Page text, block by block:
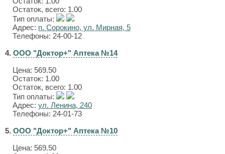
Остаток, всего: 1.00
Тип оплаты:
Адрес: п. Сорокино, ул. Мирная, 5
Телефоны: 24-00-12
4. ООО "Доктор+" Аптека №14
Цена: 569.50
Остаток: 1.00
Остаток, всего: 1.00
Тип оплаты:
Адрес: ул. Ленина, 240
Телефоны: 24-01-73
5. ООО "Доктор+" Аптека №10
Цена: 569.50